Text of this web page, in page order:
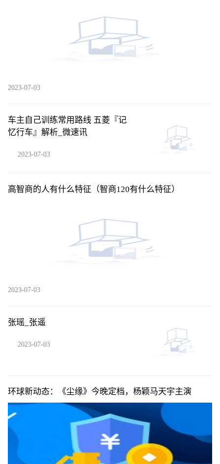
2023-07-03
车主自己训练常用路线 五菱『记
忆行车』解析_微速讯
2023-07-03
高智商的人有什么特征（智商120有什么特征）
2023-07-03
张瑶_张遥
2023-07-03
环球新动态：《尘缘》今晚定档，杨颖马天宇主演